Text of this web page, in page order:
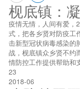
枧底镇：
疫情无情，人间有爱，
式，把各乡贤对防疫工
击新型冠状病毒感染的
战，枧底镇众乡贤不约
情防控工作提供帮助和
23
2018-06